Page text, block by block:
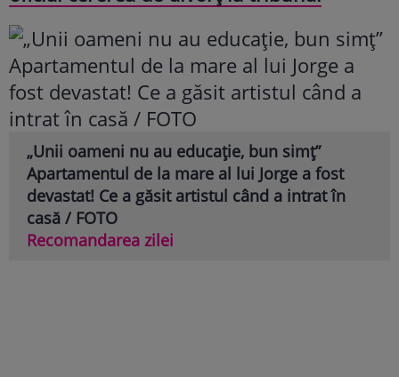
„Unii oameni nu au educație, bun simț”
Apartamentul de la mare al lui Jorge a fost
devastat! Ce a găsit artistul când a intrat în
casă / FOTO
Recomandarea zilei